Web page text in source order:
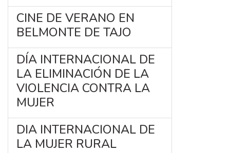
CINE DE VERANO EN
BELMONTE DE TAJO
DÍA INTERNACIONAL DE
LA ELIMINACIÓN DE LA
VIOLENCIA CONTRA LA
MUJER
DIA INTERNACIONAL DE
LA MUJER RURAL